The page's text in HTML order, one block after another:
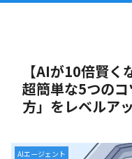
【AIが10倍賢
超簡単な5つの
方」をレベルア
AIエージェント